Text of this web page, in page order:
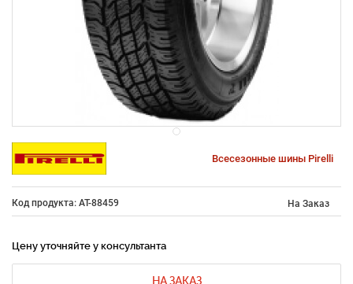
Всесезонные шины Pirelli
Код продукта: AT-88459 На Заказ
Цену уточняйте у консультанта
НА ЗАКАЗ